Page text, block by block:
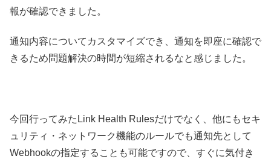
報が確認できました。
通知内容についてカスタマイズでき、通知を即座に確認で
きるため問題解決の時間が短縮されるなと感じました。
今回行ってみたLink Health Rulesだけでなく、他にもセキ
ュリティ・ネットワーク機能のルールでも通知先として
Webhookの指定することも可能ですので、すぐに気付き